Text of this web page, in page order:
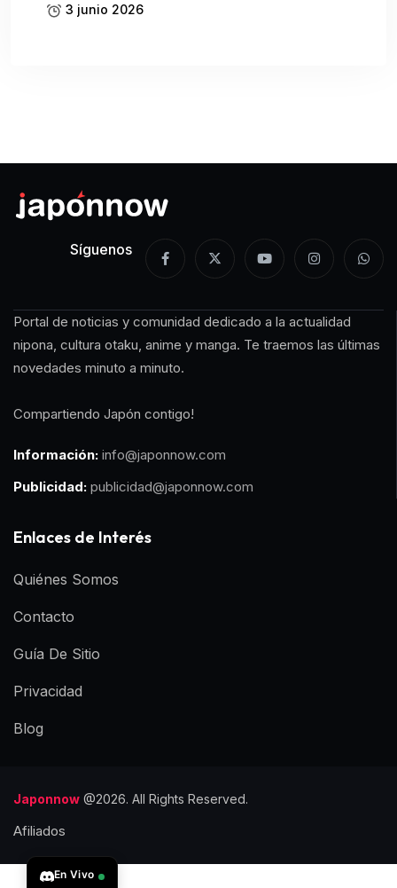
3 junio 2026
Síguenos
Portal de noticias y comunidad dedicado a la actualidad
nipona, cultura otaku, anime y manga. Te traemos las últimas
novedades minuto a minuto.
Compartiendo Japón contigo!
Información: info@japonnow.com
Publicidad: publicidad@japonnow.com
Enlaces de Interés
Quiénes Somos
Contacto
Guía De Sitio
Privacidad
Blog
Japonnow @2026. All Rights Reserved.
Afiliados